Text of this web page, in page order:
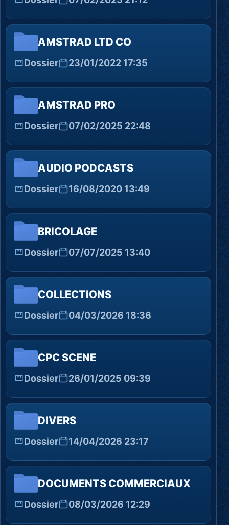
AMSTRAD LTD CO
Dossier 23/01/2022 17:35
AMSTRAD PRO
Dossier 07/02/2025 22:48
AUDIO PODCASTS
Dossier 16/08/2020 13:49
BRICOLAGE
Dossier 07/07/2025 13:40
COLLECTIONS
Dossier 04/03/2026 18:36
CPC SCENE
Dossier 26/01/2025 09:39
DIVERS
Dossier 14/04/2026 23:17
DOCUMENTS COMMERCIAUX
Dossier 08/03/2026 12:29